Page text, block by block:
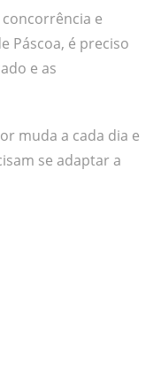
e
Páscoa, é preciso
e as
muda a cada dia e
se adaptar a